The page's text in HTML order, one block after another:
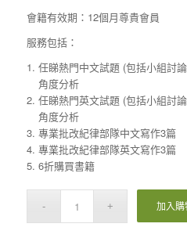
會籍有效期：12個月尊貴會員
服務包括：
任睇熱門中文試題 (包括小組討
角度分析
任睇熱門英文試題 (包括小組討
角度分析
專業批改紀律部隊中文寫作3篇
專業批改紀律部隊英文寫作3篇
6折購買書籍
加入